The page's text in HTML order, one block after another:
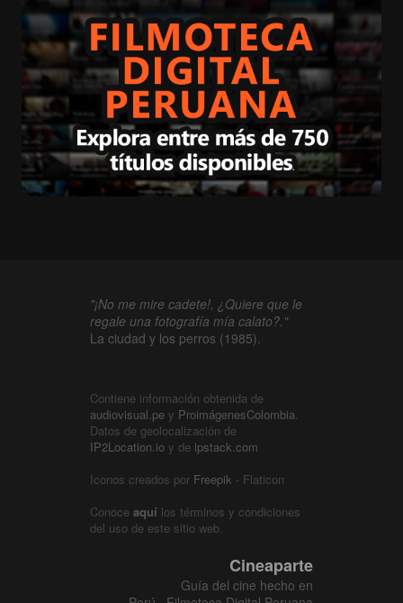
"¡No me mire cadete!, ¿Quiere que le
regale una fotografía mía calato?."
La ciudad y los perros (1985).
Contiene información obtenida de
audiovisual.pe y ProimágenesColombia.
Datos de geolocalización de
IP2Location.io y de ipstack.com
Iconos creados por Freepik - Flaticon
Conoce aquí los términos y condiciones
del uso de este sitio web.
Cineaparte
Guía del cine hecho en